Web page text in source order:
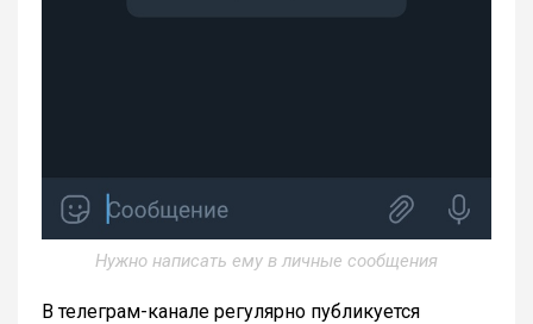
Нужно написать ему в личные сообщения
В телеграм-канале регулярно публикуется